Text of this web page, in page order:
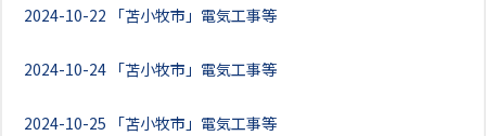
2024-10-22 「苫小牧市」電気工事等
2024-10-24 「苫小牧市」電気工事等
2024-10-25 「苫小牧市」電気工事等